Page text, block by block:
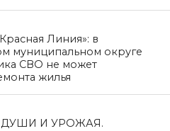
Линия»: в
муниципальном округе
СВО не может
жилья
ДУШИ И УРОЖАЯ.